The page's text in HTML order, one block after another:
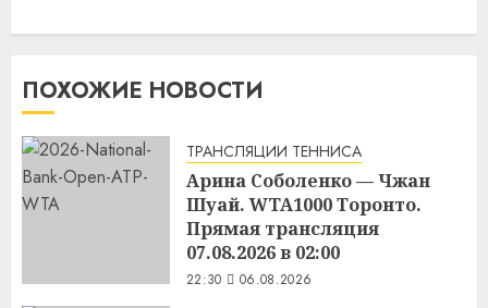
ПОХОЖИЕ НОВОСТИ
ТРАНСЛЯЦИИ ТЕННИСА
Арина Соболенко — Чжан
Шуай. WTA1000 Торонто.
Прямая трансляция
07.08.2026 в 02:00
22:30 06.08.2026